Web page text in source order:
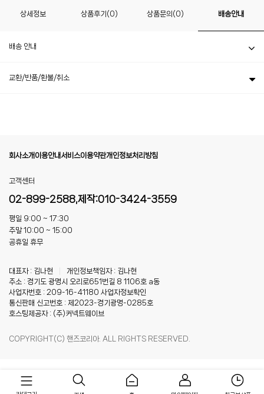
상세정보 상품후기(0) 상품문의(0) 배송안내
배송 안내
교환/반품/환불/취소
회사소개 이용안내서비스이용약관개인정보처리방침
고객센터
02-899-2588,제작:010-3424-3559
평일 9:00 ~ 17:30
주말 10:00 ~ 15:00
공휴일 휴무
대표자 : 김나현
개인정보책임자 : 김나현
주소 : 경기도 광명시 오리로651번길 8 1106호 a동
사업자번호 : 209-16-41180 사업자정보확인
통신판매 신고번호 : 제2023-경기광명-0285호
호스팅제공자 : (주)커넥트웨이브
COPYRIGHT(C) 핸즈코리아. ALL RIGHTS RESERVED.